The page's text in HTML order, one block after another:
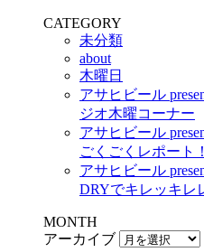
CATEGORY
未分類
about
木曜日
アサヒビール
ジオ木曜コーナー
アサヒビール
ごくごくレポート！
アサヒビール
DRYでキレッキレ
MONTH
アーカイブ